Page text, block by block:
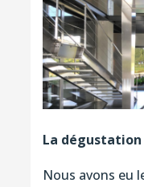
La dégustation
Nous avons eu